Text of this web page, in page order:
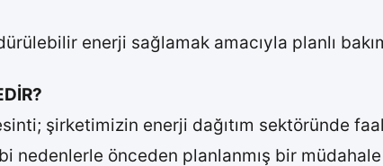
enerji sağlamak amacıyla planlı
şirketimiz​​​in enerji dağıtım sektöründe
nedenlerle önc​eden planlanmış bir